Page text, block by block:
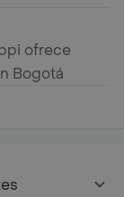
ofrece
Bogotá